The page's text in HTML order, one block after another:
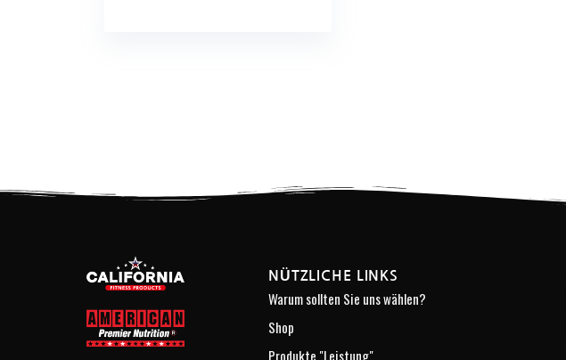
NÜTZLICHE LINKS
Warum sollten Sie uns wählen?
Shop
Produkte "Leistung"